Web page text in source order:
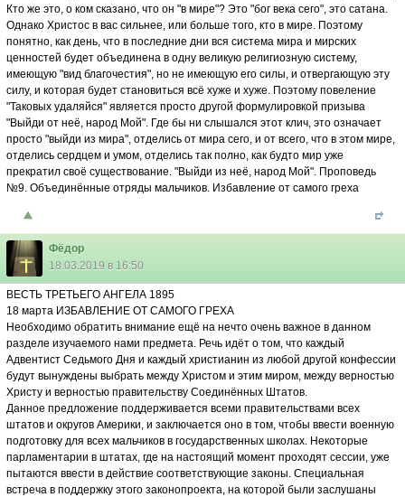
Кто же это, о ком сказано, что он "в мире"? Это "бог века сего", это сатана.
Однако Христос в вас сильнее, или больше того, кто в мире. Поэтому
понятно, как день, что в последние дни вся система мира и мирских
ценностей будет объединена в одну великую религиозную систему,
имеющую "вид благочестия", но не имеющую его силы, и отвергающую эту
силу, и которая будет становиться всё хуже и хуже. Поэтому повеление
"Таковых удаляйся" является просто другой формулировкой призыва
"Выйди от неё, народ Мой". Где бы ни слышался этот клич, это означает
просто "выйди из мира", отделись от мира сего, и от всего, что в этом мире,
отделись сердцем и умом, отделись так полно, как будто мир уже
прекратил своё существование. "Выйди из неё, народ Мой". Проповедь
№9. Объединённые отряды мальчиков. Избавление от самого греха
Фёдор
18.03.2019 в 16:50
ВЕСТЬ ТРЕТЬЕГО АНГЕЛА 1895
18 марта ИЗБАВЛЕНИЕ ОТ САМОГО ГРЕХА
Необходимо обратить внимание ещё на нечто очень важное в данном
разделе изучаемого нами предмета. Речь идёт о том, что каждый
Адвентист Седьмого Дня и каждый христианин из любой другой конфессии
будут вынуждены выбрать между Христом и этим миром, между верностью
Христу и верностью правительству Соединённых Штатов.
Данное предложение поддерживается всеми правительствами всех
штатов и округов Америки, и заключается оно в том, чтобы ввести военную
подготовку для всех мальчиков в государственных школах. Некоторые
парламентарии в штатах, где на настоящий момент проходят сессии, уже
пытаются ввести в действие соответствующие законы. Специальная
встреча в поддержку этого законопроекта, на которой были заслушаны